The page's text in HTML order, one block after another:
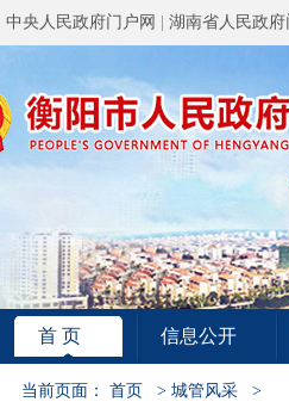
中央人民政府门户网 湖南省人民政府
首 页 信息公开
当前页面： 首页 > 城管风采 >